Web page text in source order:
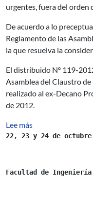
urgentes, fuera del orden
De acuerdo a lo
Reglamento de las
la que resuelva la
El distribuido Nº 119-
Asamblea del Claustro
realizado al ex-Decano
de 2012.
Lee mássobre Escuela de
22, 23 y 24 de octubre
Facultad de